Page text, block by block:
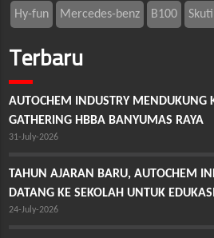
Hy-fun Mercedes-benz B100
Terbaru
AUTOCHEM INDUSTRY MENDUKUNG
GATHERING HBBA BANYUMAS RAYA
31-July-2026
TAHUN AJARAN BARU, AUTOCHEM
DATANG KE SEKOLAH UNTUK
24-July-2026